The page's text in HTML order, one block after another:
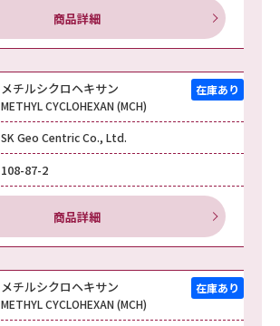
商品詳細
メチルシクロヘキサン
METHYL CYCLOHEXAN (MCH)
SK Geo Centric Co., Ltd.
108-87-2
商品詳細
メチルシクロヘキサン
METHYL CYCLOHEXAN (MCH)